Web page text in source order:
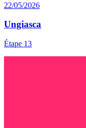
22/05/2026
Ungiasca
Étape 13